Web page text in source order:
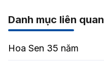
Danh mục liên quan
Hoa Sen 35 năm